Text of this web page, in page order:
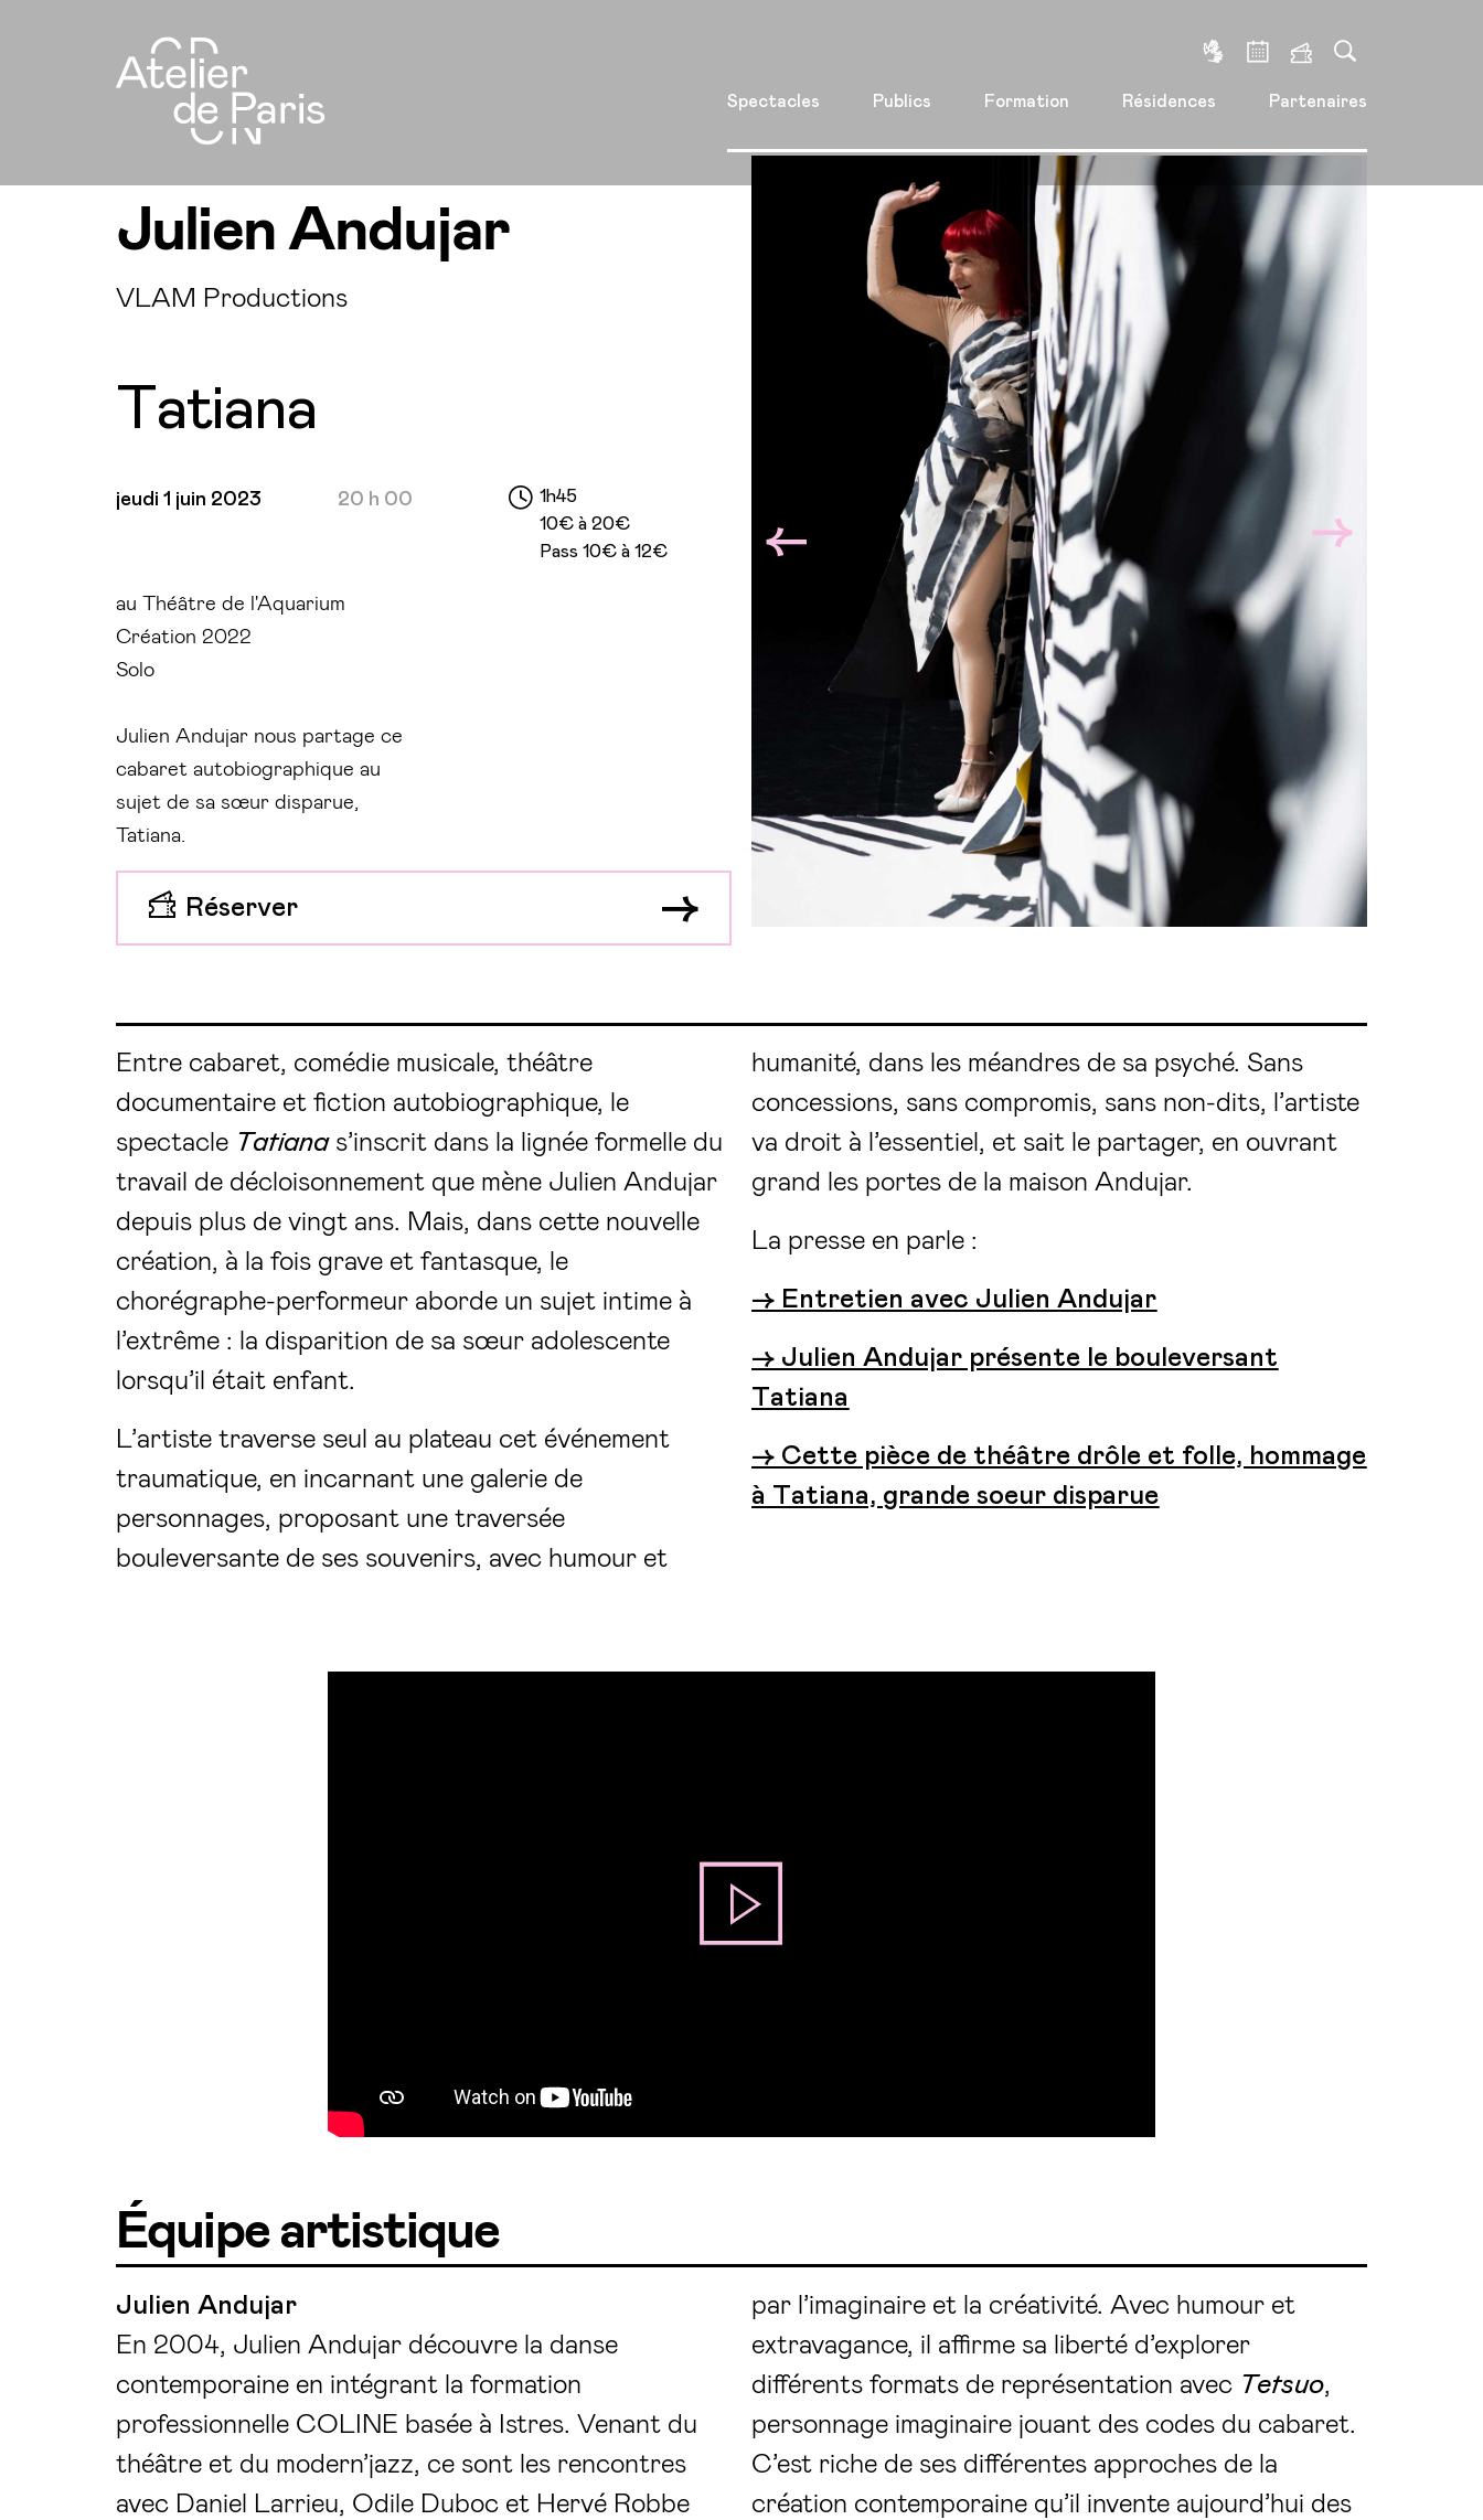
Spectacles Publics Formation Résidences Partenaires
Julien Andujar
VLAM Productions
Tatiana
jeudi 1 juin 2023 20 h 00
1h45
10€ à 20€
Pass 10€ à 12€
au Théâtre de l'Aquarium
Création 2022
Solo
Julien Andujar nous partage ce
cabaret autobiographique au
sujet de sa sœur disparue,
Tatiana.
Réserver
Entre cabaret, comédie musicale, théâtre
documentaire et fiction autobiographique, le
spectacle Tatianas’inscrit dans la lignée formelle du
travail de décloisonnement que mène Julien Andujar
depuis plus de vingt ans. Mais, dans cette nouvelle
création, à la fois grave et fantasque, le
chorégraphe-performeur aborde un sujet intime à
l’extrême : la disparition de sa sœur adolescente
lorsqu’il était enfant.
L’artiste traverse seul au plateau cet événement
traumatique, en incarnant une galerie de
personnages, proposant une traversée
bouleversante de ses souvenirs, avec humour et
humanité, dans les méandres de sa psyché. Sans
concessions, sans compromis, sans non-dits, l’artiste
va droit à l’essentiel, et sait le partager, en ouvrant
grand les portes de la maison Andujar.
La presse en parle :
→ Entretien avec Julien Andujar
→ Julien Andujar présente le bouleversant
Tatiana
→ Cette pièce de théâtre drôle et folle, hommage
à Tatiana, grande soeur disparue
Équipe artistique
Julien Andujar
En 2004, Julien Andujar découvre la danse
contemporaine en intégrant la formation
professionnelle COLINE basée à Istres. Venant du
théâtre et du modern’jazz, ce sont les rencontres
avec Daniel Larrieu, Odile Duboc et Hervé Robbe
par l’imaginaire et la créativité. Avec humour et
extravagance, il affirme sa liberté d’explorer
différents formats de représentation avec Tetsuo,
personnage imaginaire jouant des codes du cabaret.
C’est riche de ses différentes approches de la
création contemporaine qu’il invente aujourd’hui des